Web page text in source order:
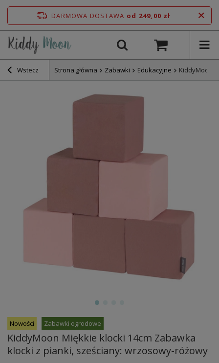
DARMOWA DOSTAWA od 249,00 zł
Wstecz Strona główna Zabawki Edukacyjne KiddyMoon
Nowości Zabawki ogrodowe
KiddyMoon Miękkie klocki 14cm Zabawka
klocki z pianki, sześciany: wrzosowy-różowy